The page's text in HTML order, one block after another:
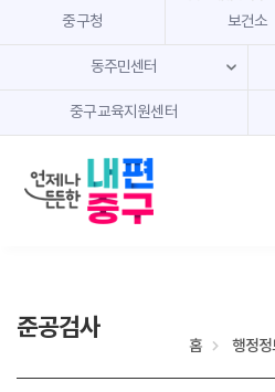
본문 내용 바
주메뉴 바로
중구청 보건소
동주민센터
중구교육지원센터
준공검사
홈 행정